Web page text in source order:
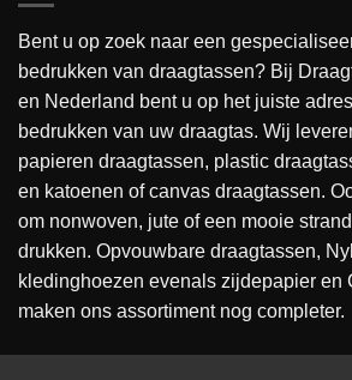
Bent u op zoek naar een
bedrukken van draagtassen? Bij
en Nederland bent u op het juiste
bedrukken van uw draagtas. Wij
papieren draagtassen, plastic
en katoenen of canvas draagtassen.
om nonwoven, jute of een mooie
drukken. Opvouwbare draagtassen,
kledinghoezen evenals zijdepapier en
maken ons assortiment nog completer.